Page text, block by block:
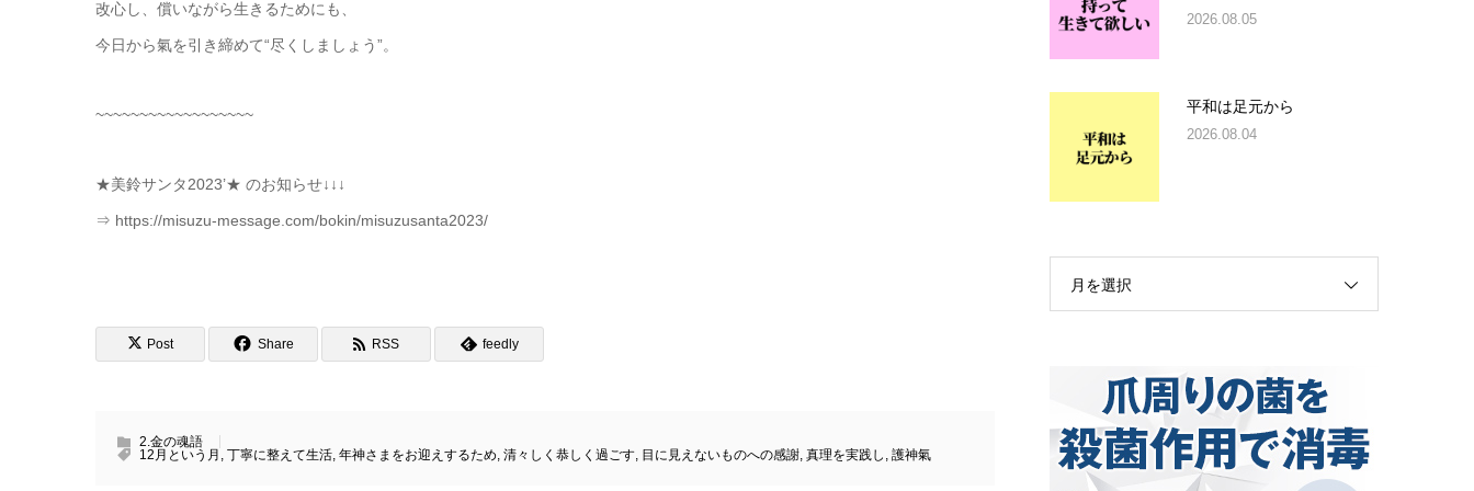
改心し、償いながら生きるためにも、
今日から氣を引き締めて“尽くしましょう”。
~~~~~~~~~~~~~~~~~~
★美鈴サンタ2023’★ のお知らせ↓↓↓
⇒ https://misuzu-message.com/bokin/misuzusanta2023/
Post Share RSS feedly
2.金の魂語
12月という月 , 丁寧に整えて生活, 年神さまをお迎えするため, 清々しく恭しく過ごす, 目に見えないものへの感謝, 真理を実践し , 護神氣
2026.08.05
平和は足元から
2026.08.04
月を選択